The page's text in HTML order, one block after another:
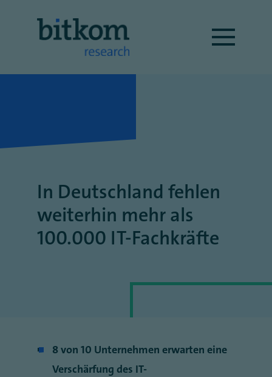
In Deutschland fehlen
weiterhin mehr als
100.000 IT-Fachkräfte
8 von 10 Unternehmen erwarten eine
Verschärfung des IT-